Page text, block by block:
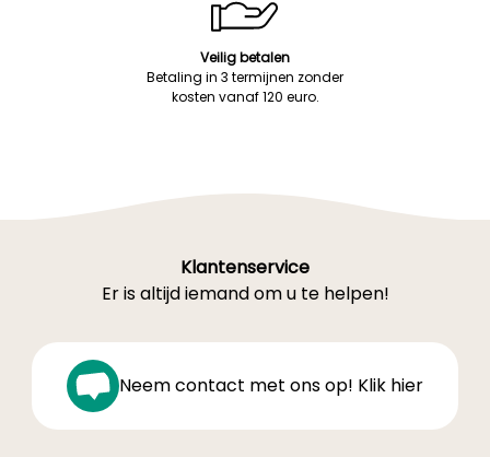
Veilig betalen
Betaling in 3 termijnen zonder
kosten vanaf 120 euro.
Klantenservice
Er is altijd iemand om u te helpen!
Neem contact met ons op! Klik hier